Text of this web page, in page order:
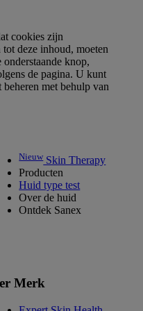
cookies zijn
deze inhoud, moeten
knop,
de pagina. U kunt
met behulp van
NieuwSkin Therapy
Producten
Huid type test
Over de huid
Ontdek Sanex
Merk